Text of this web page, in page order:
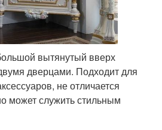
вытянутый вверх
дверцами. Подходит для
не отличается
может служить стильным